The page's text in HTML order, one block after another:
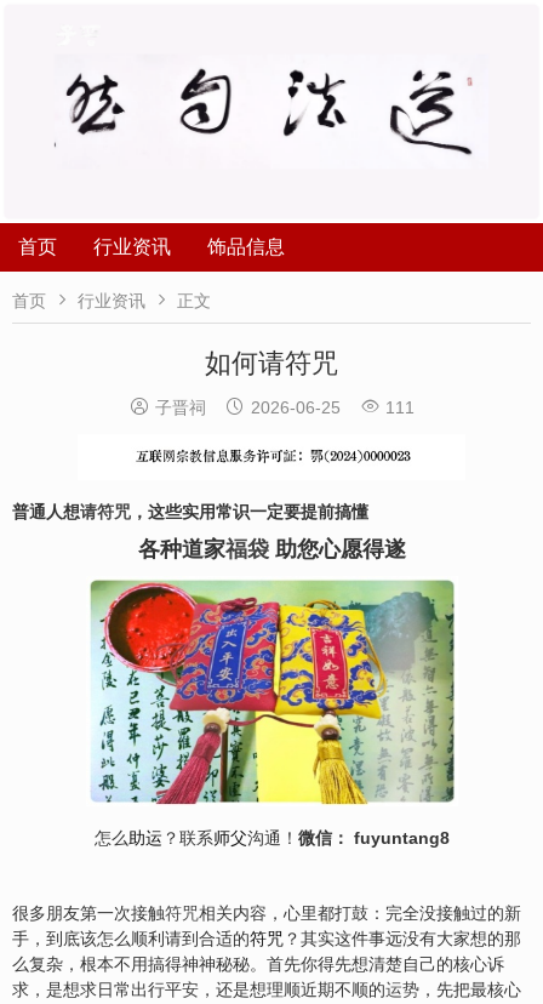
首页 行业资讯 饰品信息
首页  行业资讯  正文
如何请符咒
 子晋祠  2026-06-25  111
普通人想请符咒 ，这些实用常识一定要提前搞懂
各种道家福袋助您心愿得遂
怎么助运 ？联系师父沟通！ 微信： fuyuntang8
很多朋友第一次接触符咒相关内容，心里都打鼓：完全没接触过的新
手，到底该怎么顺利请到合适的符咒 ？其实这件事远没有大家想的那
么复杂，根本不用搞得神神秘秘。首先你得先想清楚自己的核心诉
求，是想求日常出行平安 ，还是想理顺近期不顺的运势 ，先把最核心